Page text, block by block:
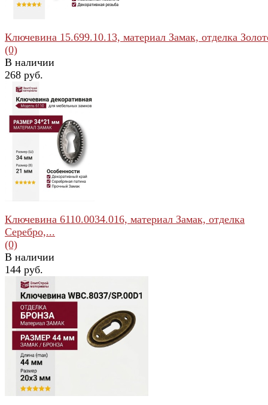
сравнить
Ключевина 15.699.10.13, материал Замак, отделка
(0)
В наличии
268 руб.
избранное сравнить
Ключевина 6110.0034.016, материал Замак, отделка
Серебро,...
(0)
В наличии
144 руб.